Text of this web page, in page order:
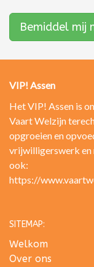
Bemiddel mij
VIP! Assen
Het VIP! Assen is
Vaart Welzijn
opgroeien en
vrijwilligerswerk en
ook:
https://
SITEMAP:
Welkom
Over ons